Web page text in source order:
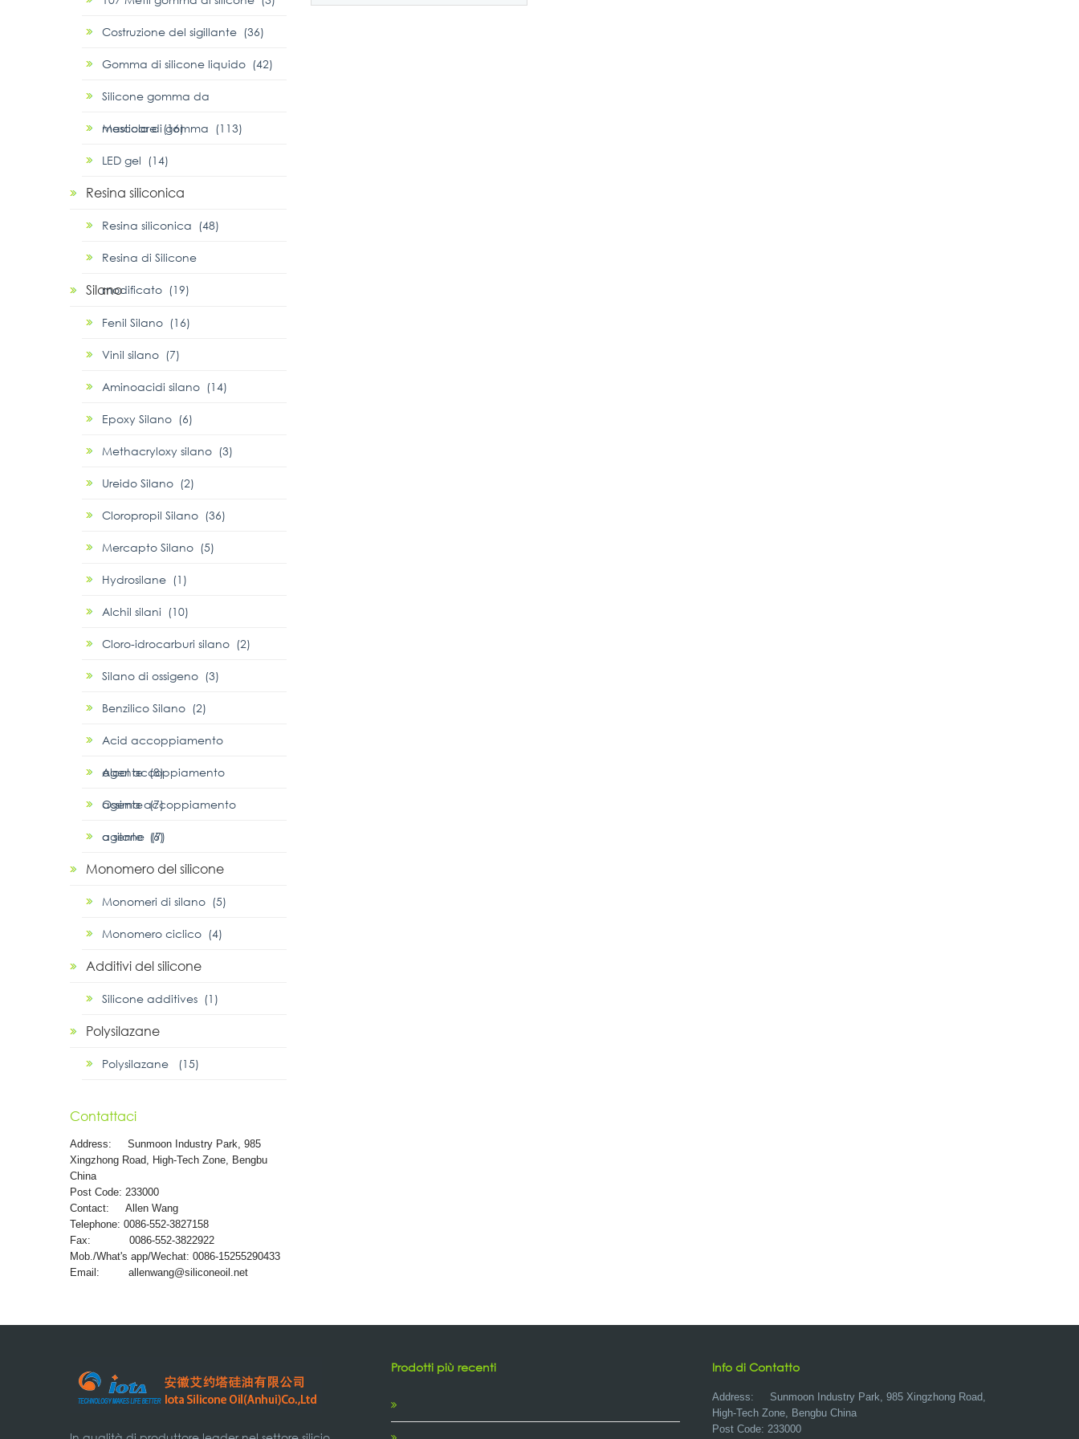
ridurre l '5172 Bagnato o in
Costruzione del sigillante (36)
Gomma di silicone liquido (42)
Silicone gomma da
masticare (16)
Mescola di gomma (113)
LED gel (14)
Resina siliconica
Resina siliconica (48)
Resina di Silicone
modificato (19)
Silano
Fenil Silano (16)
Vinil silano (7)
Aminoacidi silano (14)
Epoxy Silano (6)
Methacryloxy silano (3)
Ureido Silano (2)
Cloropropil Silano (36)
Mercapto Silano (5)
Hydrosilane (1)
Alchil silani (10)
Cloro-idrocarburi silano (2)
Silano di ossigeno (3)
Benzilico Silano (2)
Acid accoppiamento
agente (8)
Alcol accoppiamento
agente (7)
Ossima accoppiamento
agente (6)
α silane (7)
Monomero del silicone
Monomeri di silano (5)
Monomero ciclico (4)
Additivi del silicone
Silicone additives (1)
Polysilazane
Polysilazane (15)
Contattaci
Address: Sunmoon Industry Park, 985
Xingzhong Road, High-Tech Zone, Bengbu
China
Post Code: 233000
Contact: Allen Wang
Telephone: 0086-552-3827158
Fax: 0086-552-3822922
Mob./What's app/Wechat: 0086-15255290433
Email: allenwang@siliconeoil.net
Prodotti più recenti Info di Contatto
Address: Sunmoon Industry Park, 985 Xingzhong Road,
High-Tech Zone, Bengbu China
Post Code: 233000